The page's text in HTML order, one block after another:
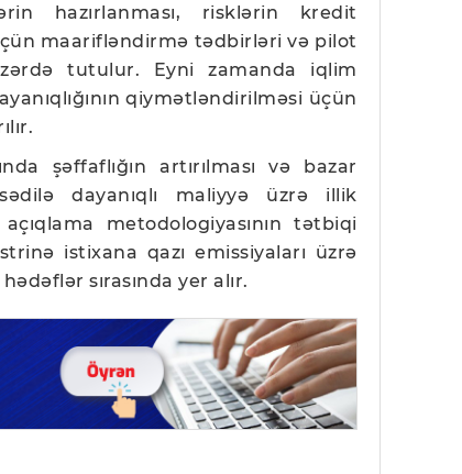
hazırlanması, risklərin kredit
maarifləndirmə tədbirləri və pilot
tutulur. Eyni zamanda iqlim
qiymətləndirilməsi üçün
şəffaflığın artırılması və bazar
dayanıqlı maliyyə üzrə illik
metodologiyasının tətbiqi
istixana qazı emissiyaları üzrə
sırasında yer alır.